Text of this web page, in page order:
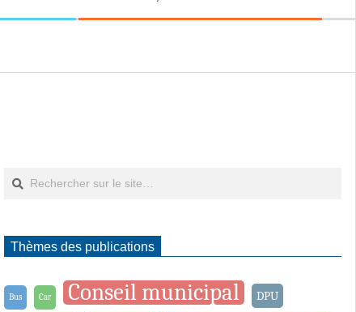
Thèmes des publications
Bus Car Conseil municipal DPU